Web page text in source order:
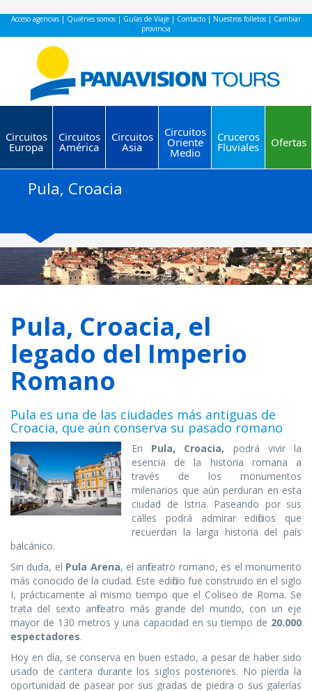
Acceso agencias | Quiénes somos | Guías de Viaje | Contacto | Nuestros folletos | Cambiar
provincia
Circuitos
Europa
Circuitos
América
Circuitos
Asia
Circuitos
Oriente
Medio
Cruceros
Fluviales Ofertas
Pula, Croacia
Pula, Croacia, el
legado del Imperio
Romano
Pula es una de las ciudades más antiguas de
Croacia, que aún conserva su pasado romano
En Pula, Croacia, podrá vivir la
esencia de la historia romana a
través de los monumentos
milenarios que aún perduran en esta
ciudad de Istria. Paseando por sus
calles podrá admirar edificios que
recuerdan la larga historia del país
balcánico.
Sin duda, el Pula Arena, el anfiteatro romano, es el monumento
más conocido de la ciudad. Este edificio fue construido en el siglo
I, prácticamente al mismo tiempo que el Coliseo de Roma. Se
trata del sexto anfiteatro más grande del mundo, con un eje
mayor de 130 metros y una capacidad en su tiempo de 20.000
espectadores.
Hoy en día, se conserva en buen estado, a pesar de haber sido
usado de cantera durante los siglos posteriores. No pierda la
oportunidad de pasear por sus gradas de piedra o sus galerías